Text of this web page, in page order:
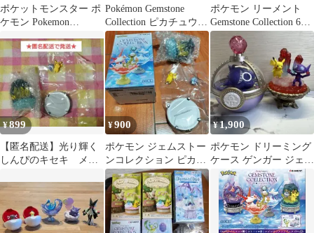
ポケットモンスター ポ
ケモン Pokemon
Pokémon Gemstone
Collection ピカチュウ&
ピチュー
ポケモン リーメント
Gemstone Collection 6種
コンプリート
¥899
【匿名配送】光り輝く
しんぴのキセキ メレ
¥900
ポケモン ジェムストー
ンコレクション ピカチ
ュウ＆メレシー
¥1,900
ポケモン ドリーミング
ケース ゲンガー ジェム
ストーン ピカチュウ&
ヤミラミ2点